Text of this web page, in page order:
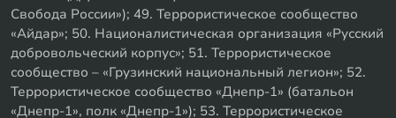
Свобода России»); 49. Террористическое сообщество
«Айдар»; 50. Националистическая организация «Русский
добровольческий корпус»; 51. Террористическое
сообщество – «Грузинский национальный легион»; 52.
Террористическое сообщество «Днепр-1» (батальон
«Днепр-1», полк «Днепр-1»); 53. Террористическое